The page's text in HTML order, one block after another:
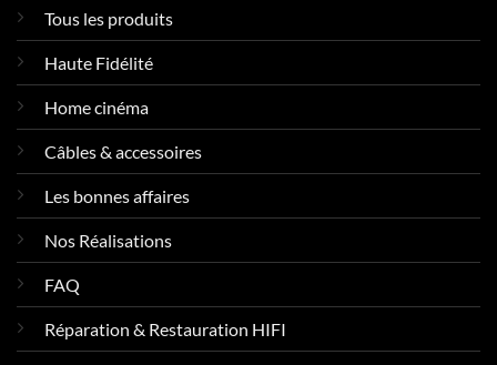
Tous les produits
Haute Fidélité
Home cinéma
Câbles & accessoires
Les bonnes affaires
Nos Réalisations
FAQ
Réparation & Restauration HIFI